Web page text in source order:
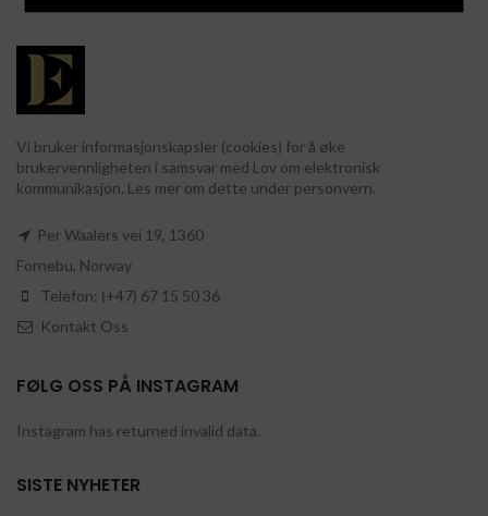
Vi bruker informasjonskapsler (cookies) for å øke
brukervennligheten i samsvar med Lov om elektronisk
kommunikasjon. Les mer om dette under personvern.
Per Waalers vei 19, 1360
Fornebu, Norway
Telefon: (+47) 67 15 50 36
Kontakt Oss
FØLG OSS PÅ INSTAGRAM
Instagram has returned invalid data.
SISTE NYHETER